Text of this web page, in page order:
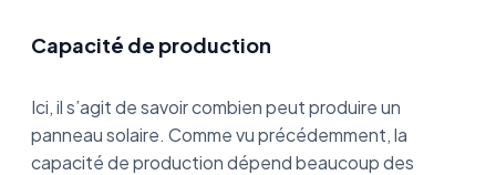
Capacité de production
Ici, il s’agit de savoir combien peut produire un
panneau solaire. Comme vu précédemment, la
capacité de production dépend beaucoup des